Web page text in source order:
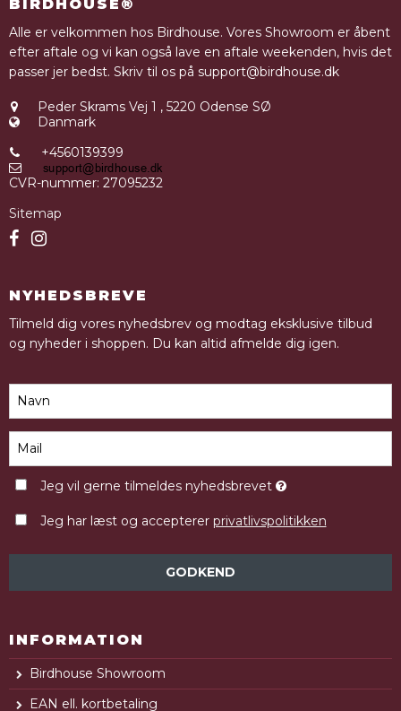
BIRDHOUSE®
Alle er velkommen hos Birdhouse. Vores Showroom er åbent
efter aftale og vi kan også lave en aftale weekenden, hvis det
passer jer bedst. Skriv til os på support@birdhouse.dk
Peder Skrams Vej 1 , 5220 Odense SØ
Danmark
+4560139399
CVR-nummer: 27095232
Sitemap
NYHEDSBREVE
Tilmeld dig vores nyhedsbrev og modtag eksklusive tilbud
og nyheder i shoppen. Du kan altid afmelde dig igen.
Jeg vil gerne tilmeldes nyhedsbrevet
Jeg har læst og accepterer privatlivspolitikken
GODKEND
INFORMATION
Birdhouse Showroom
EAN ell. kortbetaling